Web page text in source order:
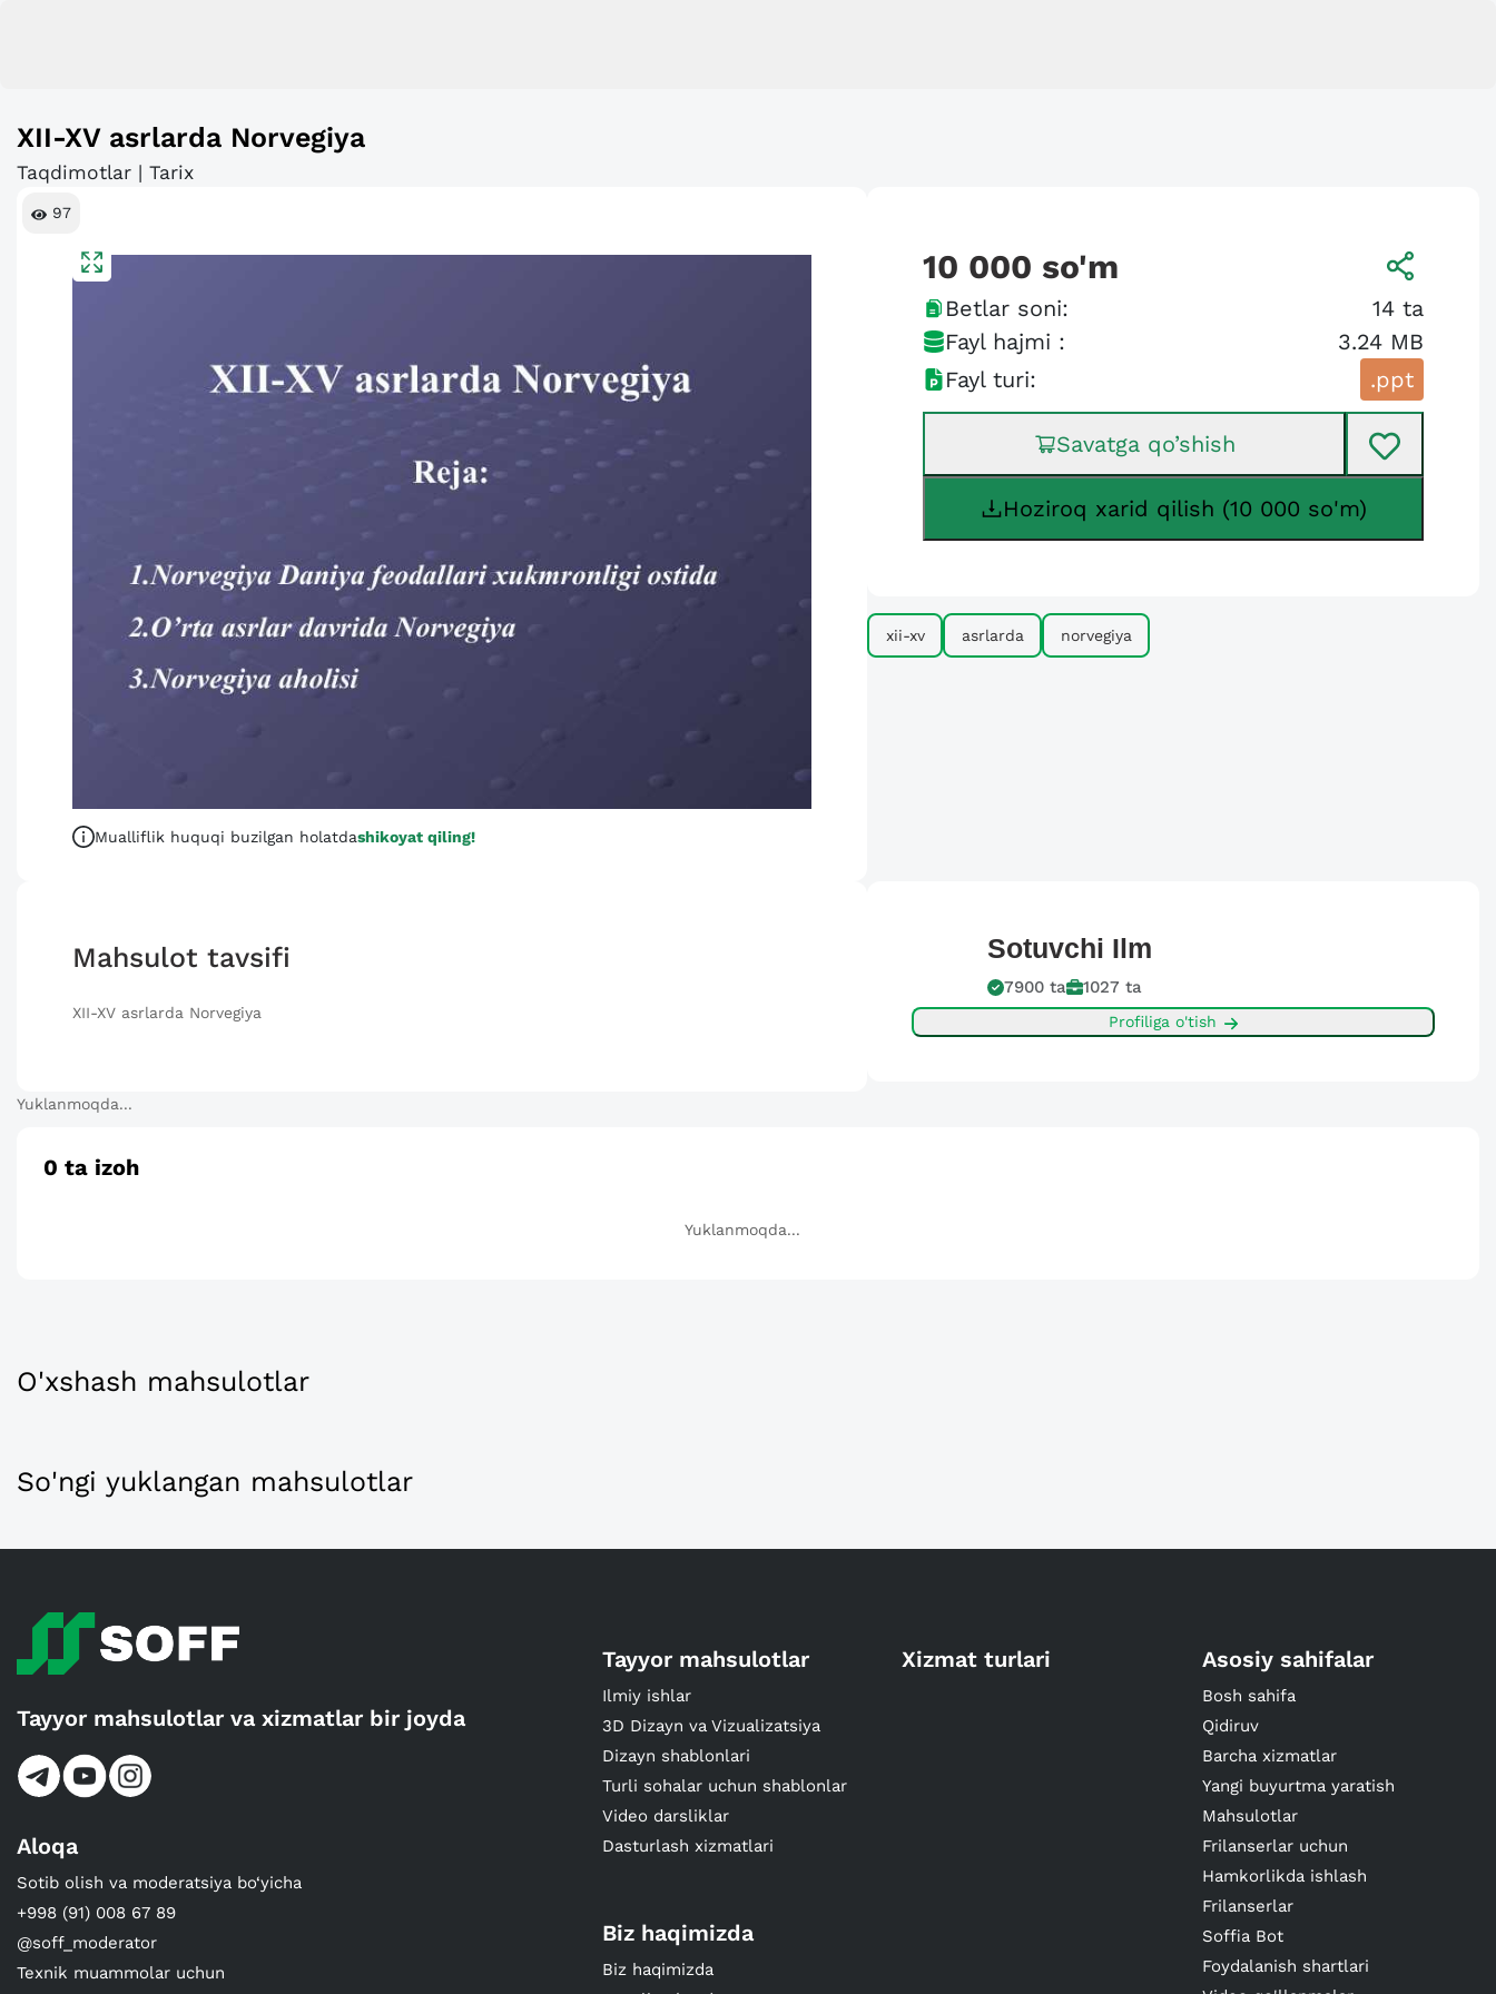
XII-XV asrlarda Norvegiya
Taqdimotlar | Tarix
97
Mualliflik huquqi buzilgan holatdashikoyat qiling!
10 000 so'm
Betlar soni: 14 ta
Fayl hajmi :
3.24 MB
Fayl turi:
.ppt
Savatga qo’shish
Hoziroq xarid qilish (10 000 so'm)
xii-xv asrlarda norvegiya
Mahsulot tavsifi
XII-XV asrlarda Norvegiya
Sotuvchi Ilm
7900 ta 1027 ta
Profiliga o'tish
Yuklanmoqda...
0 ta izoh
Yuklanmoqda...
O'xshash mahsulotlar
So'ngi yuklangan mahsulotlar
Tayyor mahsulotlar va xizmatlar bir joyda
Aloqa
Sotib olish va moderatsiya bo‘yicha
+998 (91) 008 67 89
@soff_moderator
Texnik muammolar uchun
Tayyor mahsulotlar
Ilmiy ishlar
3D Dizayn va Vizualizatsiya
Dizayn shablonlari
Turli sohalar uchun shablonlar
Video darsliklar
Dasturlash xizmatlari
Xizmat turlari Asosiy sahifalar
Bosh sahifa
Qidiruv
Barcha xizmatlar
Yangi buyurtma yaratish
Mahsulotlar
Frilanserlar uchun
Hamkorlikda ishlash
Frilanserlar
Soffia Bot
Foydalanish shartlari
Biz haqimizda
Biz haqimizda